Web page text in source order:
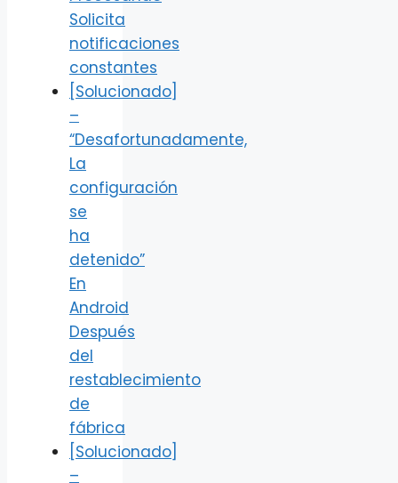
Solicita
notificaciones
constantes
[Solucionado]
–
“Desafortunadamente,
La
configuración
se
ha
detenido”
En
Android
Después
del
restablecimiento
de
fábrica
[Solucionado]
–